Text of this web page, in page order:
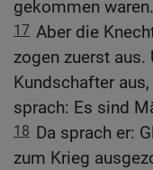
gekommen waren.
17 Aber die
zogen zuerst aus.
Kundschafter
sprach: Es sind
18 Da sprach er:
zum Krieg